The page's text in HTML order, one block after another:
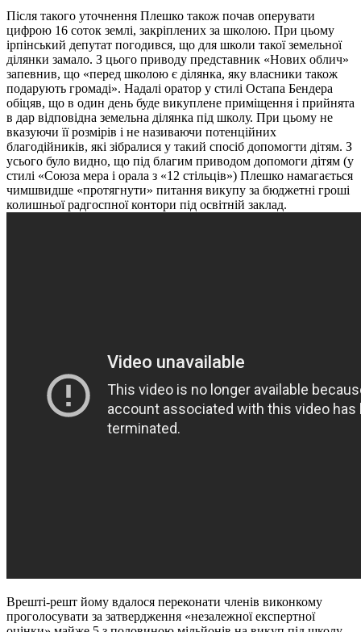
Після такого уточнення Плешко також почав оперувати
цифрою 16 соток землі, закріплених за школою. При цьому
ірпінський депутат погодився, що для школи такої земельної
ділянки замало. З цього приводу представник «Нових облич»
запевнив, що «перед школою є ділянка, яку власники також
подарують громаді». Надалі оратор у стилі Остапа Бендера
обіцяв, що в один день буде викуплене приміщення і прийнята
в дар відповідна земельна ділянка під школу. При цьому не
вказуючи її розмірів і не називаючи потенційних
благодійників, які зібралися у такий спосіб допомогти дітям. З
усього було видно, що під благим приводом допомоги дітям (у
стилі «Союза мера і орала з «12 стільців») Плешко намагається
чимшвидше «протягнути» питання викупу за бюджетні гроші
колишньої радгоспної контори під освітній заклад.
Врешті-решт йому вдалося переконати членів виконкому
проголосувати за затвердження «незалежної експертної